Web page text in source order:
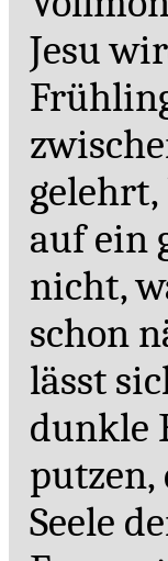
Jesu
auf ein
nicht,
schon
lässt
dunkle
putzen,
Seele